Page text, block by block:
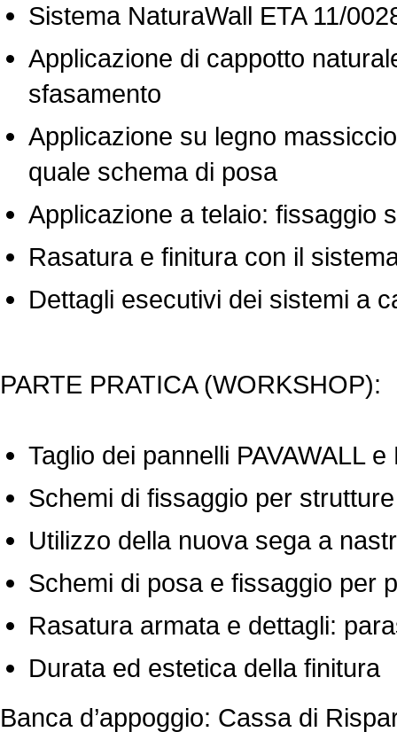
Sistema NaturaWall ETA 11/
Applicazione di cappotto
sfasamento
Applicazione su legno
quale schema di posa
Applicazione a telaio: fissaggio
Rasatura e finitura con il
Dettagli esecutivi dei sistemi a
PARTE PRATICA (WORKSHOP):
Taglio dei pannelli PAVAWALL
Schemi di fissaggio per
Utilizzo della nuova sega a
Schemi di posa e fissaggio per
Rasatura armata e dettagli:
Durata ed estetica della finitura
Banca d’appoggio: Cassa di